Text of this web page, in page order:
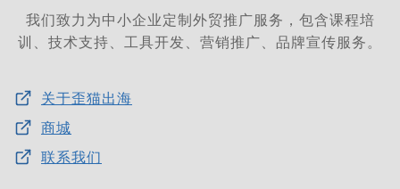
我们致力为中小企业定制外贸推广服务，包含课程培
训、技术支持、工具开发、营销推广、品牌宣传服务。
关于歪猫出海
商城
联系我们